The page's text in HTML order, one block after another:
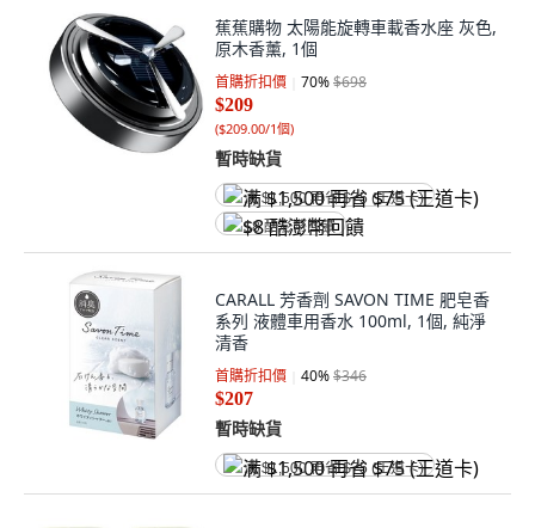
蕉蕉購物 太陽能旋轉車載香水座 灰色,
原木香薰, 1個
首購折扣價 70%$698
$209
($209.00/1個)
暫時缺貨
满 $1,500 再省 $75 (王道卡)
$8 酷澎幣回饋
CARALL 芳香劑 SAVON TIME 肥皂香
系列 液體車用香水 100ml, 1個, 純淨
清香
首購折扣價 40%$346
$207
暫時缺貨
满 $1,500 再省 $75 (王道卡)